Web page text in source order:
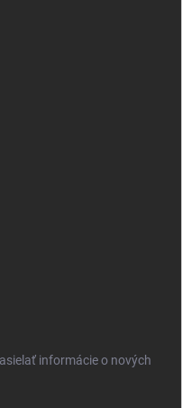
informácie o nových